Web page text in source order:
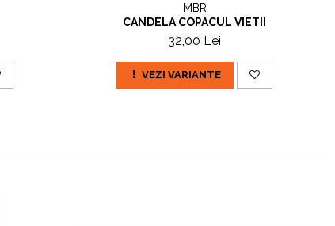
MBR
CANDELA COPACUL VIETII
32,00 Lei
VEZI VARIANTE